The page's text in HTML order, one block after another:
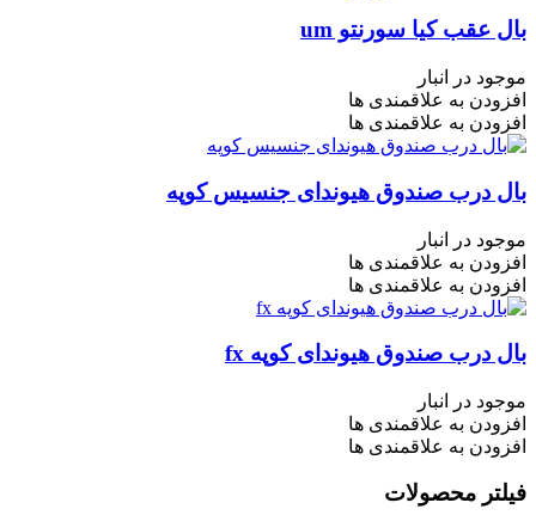
بال عقب کیا سورنتو um
موجود در انبار
افزودن به علاقمندی ها
افزودن به علاقمندی ها
بال درب صندوق هیوندای جنسیس کوپه
موجود در انبار
افزودن به علاقمندی ها
افزودن به علاقمندی ها
بال درب صندوق هیوندای کوپه fx
موجود در انبار
افزودن به علاقمندی ها
افزودن به علاقمندی ها
فیلتر محصولات